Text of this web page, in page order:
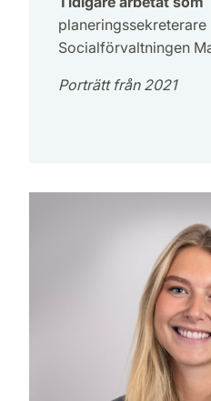
planeringssekreterare
Socialförvaltningen
Porträtt från 2021